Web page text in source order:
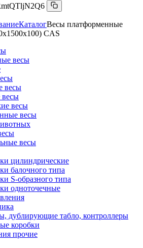
КаталогВесы платформенные
CAS
весы
весы
весы
весы
весы
цилиндрические
балочного типа
S-образного типа
одноточечные
дублирующие табло, контроллеры
коробки
прочие